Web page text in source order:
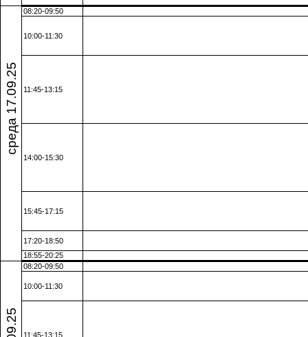
среда 17.09.25
08:20-09:50
10:00-11:30
11:45-13:15
14:00-15:30
15:45-17:15
17:20-18:50
18:55-20:25
08:20-09:50
10:00-11:30
11:45-13:15